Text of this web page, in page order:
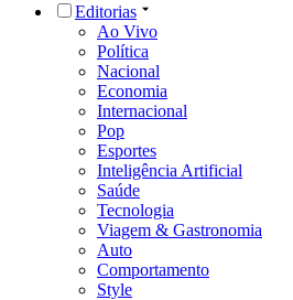
Editorias
Ao Vivo
Política
Nacional
Economia
Internacional
Pop
Esportes
Inteligência Artificial
Saúde
Tecnologia
Viagem & Gastronomia
Auto
Comportamento
Style